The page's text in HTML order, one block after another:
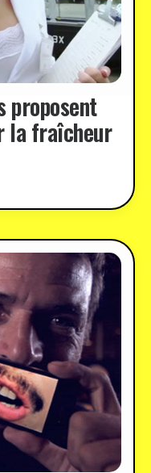
proposent
la fraîcheur